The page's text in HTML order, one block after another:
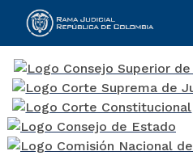
Rama Judicial